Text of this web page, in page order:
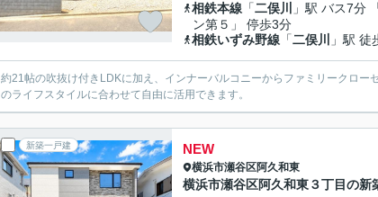
相鉄本線 「二俣川
」駅 バス7分
ン第５」 停歩3分
相鉄いずみ野線 「二俣川 」駅 徒
約21帖の吹抜け付きLDKに加え、インナーバルコニーからファミリークロ
のライフスタイルに合わせて自由に活用できます。
新築一戸建 NEW
横浜市瀬谷区阿久和東
横浜市瀬谷区阿久和東３丁目の新